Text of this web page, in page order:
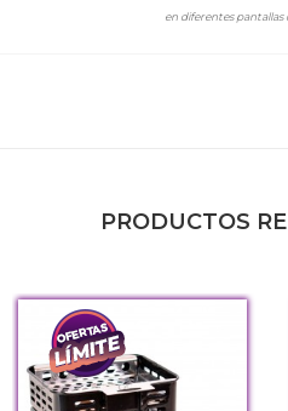
en diferentes pantallas
PRODUCTOS